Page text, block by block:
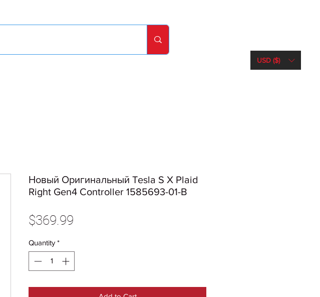
USD ($)
Новый Оригинальный Tesla S X Plaid
Right Gen4 Controller 1585693-01-B
$369.99
Quantity *